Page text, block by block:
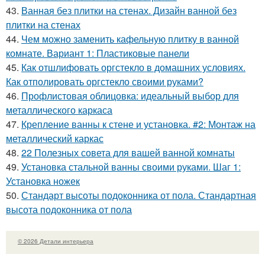
43. Ванная без плитки на стенах. Дизайн ванной без
плитки на стенах
44. Чем можно заменить кафельную плитку в ванной
комнате. Вариант 1: Пластиковые панели
45. Как отшлифовать оргстекло в домашних условиях.
Как отполировать оргстекло своими руками?
46. Профлистовая облицовка: идеальный выбор для
металлического каркаса
47. Крепление ванны к стене и установка. #2: Монтаж на
металлический каркас
48. 22 Полезных совета для вашей ванной комнаты
49. Установка стальной ванны своими руками. Шаг 1:
Установка ножек
50. Стандарт высоты подоконника от пола. Стандартная
высота подоконника от пола
© 2026 Детали интерьера